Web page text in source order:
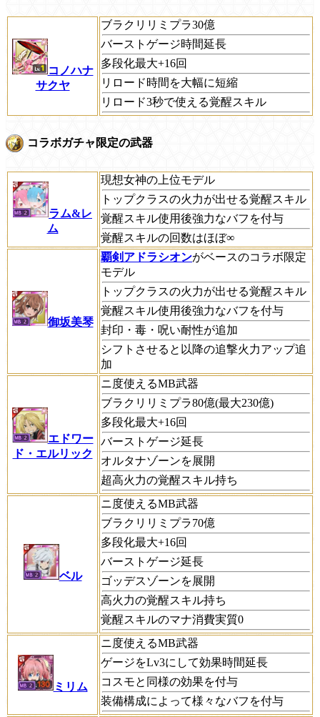
コノハナ
サクヤ
ブラクリリミプラ30億
バーストゲージ時間延長
多段化最大+16回
リロード時間を大幅に短縮
リロード3秒で使える覚醒スキル
コラボガチャ限定の武器
ラム&レ
ム
現想女神の上位モデル
トップクラスの火力が出せる覚醒スキル
覚醒スキル使用後強力なバフを付与
覚醒スキルの回数はほぼ∞
御坂美琴
覇剣アドラシオンがベースのコラボ限定
モデル
トップクラスの火力が出せる覚醒スキル
覚醒スキル使用後強力なバフを付与
封印・毒・呪い耐性が追加
シフトさせると以降の追撃火力アップ追
加
エドワー
ド・エルリック
ニ度使えるMB武器
ブラクリリミプラ80億(最大230億)
多段化最大+16回
バーストゲージ延長
オルタナゾーンを展開
超高火力の覚醒スキル持ち
ベル
ニ度使えるMB武器
ブラクリリミプラ70億
多段化最大+16回
バーストゲージ延長
ゴッデスゾーンを展開
高火力の覚醒スキル持ち
覚醒スキルのマナ消費実質0
ミリム
ニ度使えるMB武器
ゲージをLv3にして効果時間延長
コスモと同様の効果を付与
装備構成によって様々なバフを付与